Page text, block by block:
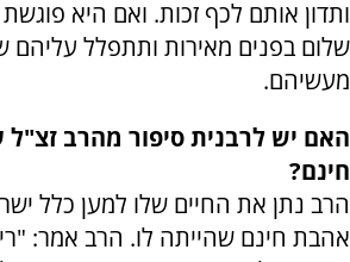
ותדון אותם לכף זכות. ואם היא
שלום בפנים מאירות ותתפלל עליהם
מעשיהם.
האם יש לרבנית סיפור מהרב זצ"ל
חינם?
הרב נתן את החיים שלו למען כלל
אהבת חינם שהייתה לו. הרב אמר: